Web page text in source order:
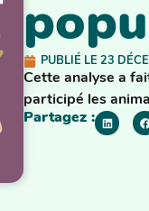
PUBLIÉ LE 23
Cette analyse a
participé les
Partagez :